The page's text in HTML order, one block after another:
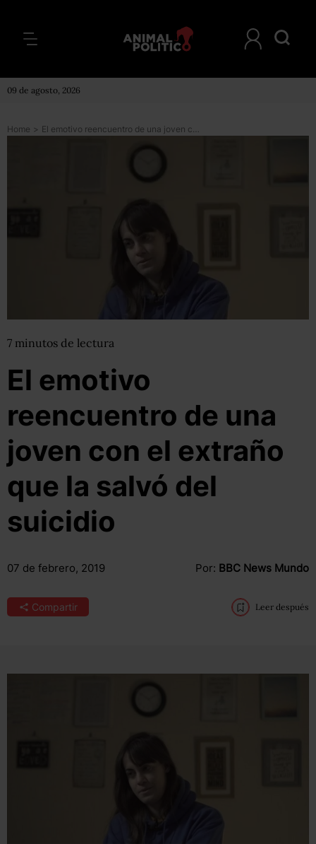
09 de agosto, 2026
Home > El emotivo reencuentro de una joven con el extraño que la salvó del suicidio
7 minutos de lectura
El emotivo
reencuentro de una
joven con el extraño
que la salvó del
suicidio
07 de febrero, 2019 Por: BBC News Mundo
Compartir Leer después